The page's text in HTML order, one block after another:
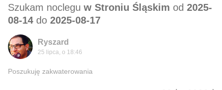
Szukam noclegu w Stroniu Śląskim od 2025-
08-14 do 2025-08-17
Ryszard
25 lipca, o 18:46
Poszukuję zakwaterowania